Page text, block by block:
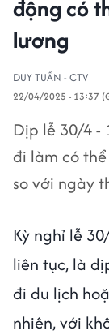
động có
lương
DUY TUẤN - CTV
22/04/2025 - 13:37
Dịp lễ 30/4 -
đi làm có
so với ngày
Kỳ nghỉ lễ
liên tục, là
đi du lịch
nhiên, với